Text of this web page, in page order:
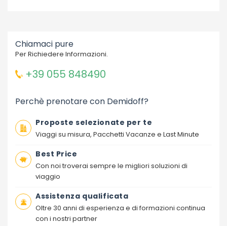
Chiamaci pure
Per Richiedere Informazioni.
+39 055 848490
Perchè prenotare con Demidoff?
Proposte selezionate per te
Viaggi su misura, Pacchetti Vacanze e Last Minute
Best Price
Con noi troverai sempre le migliori soluzioni di
viaggio
Assistenza qualificata
Oltre 30 anni di esperienza e di formazioni continua
con i nostri partner